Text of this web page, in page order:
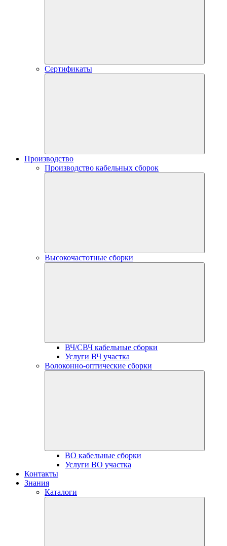
Сертификаты
Производство
Производство кабельных сборок
Высокочастотные сборки
ВЧ/СВЧ кабельные сборки
Услуги ВЧ участка
Волоконно-оптические сборки
ВО кабельные сборки
Услуги ВО участка
Контакты
Знания
Каталоги